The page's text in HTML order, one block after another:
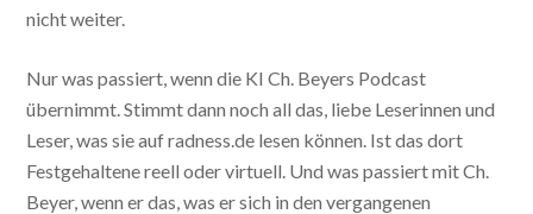
nicht weiter.
Nur was passiert, wenn die KI Ch. Beyers Podcast
übernimmt. Stimmt dann noch all das, liebe Leserinnen und
Leser, was sie auf radness.de lesen können. Ist das dort
Festgehaltene reell oder virtuell. Und was passiert mit Ch.
Beyer, wenn er das, was er sich in den vergangenen